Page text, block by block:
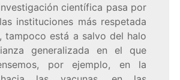
científica pasa por
instituciones más respetada
tampoco está a salvo del halo
generalizada en el que
por ejemplo, en la